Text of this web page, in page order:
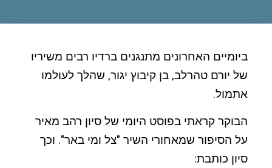
ביומיים האחרונים מתנגנים ברדיו רבים משיריו
של יורם טהרלב, בן קיבוץ יגור, שהלך לעולמו
אתמול.
הבוקר קראתי בפוסט היומי של סיון רהב מאיר
על הסיפור שמאחורי השיר "צל ומי באר". וכך
סיון כותבת: